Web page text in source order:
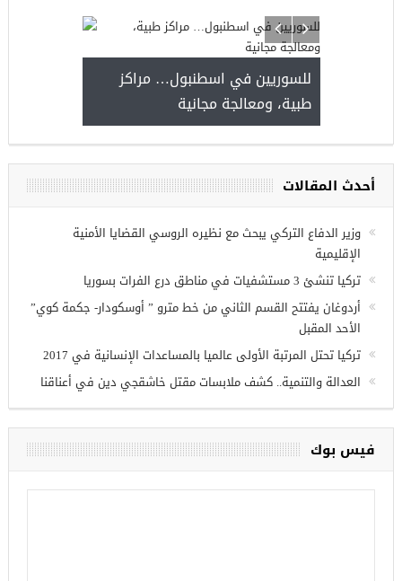
للسوريين في اسطنبول… مراكز
طبية، ومعالجة مجانية
في
أحدث المقالات
وزير الدفاع التركي يبحث مع نظيره الروسي القضايا الأمنية
الإقليمية
تركيا تنشئ 3 مستشفيات في مناطق درع الفرات بسوريا
أردوغان يفتتح القسم الثاني من خط مترو ” أوسكودار- جكمة كوي”
الأحد المقبل
تركيا تحتل المرتبة الأولى عالميا بالمساعدات الإنسانية في 2017
العدالة والتنمية.. كشف ملابسات مقتل خاشقجي دين في أعناقنا
فيس بوك